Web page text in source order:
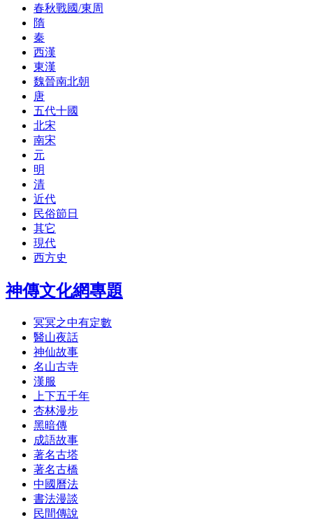
春秋戰國/東周
隋
秦
西漢
東漢
魏晉南北朝
唐
五代十國
北宋
南宋
元
明
清
近代
民俗節日
其它
現代
西方史
神傳文化網專題
冥冥之中有定數
醫山夜話
神仙故事
名山古寺
漢服
上下五千年
杏林漫步
黑暗傳
成語故事
著名古塔
著名古橋
中國曆法
書法漫談
民間傳說